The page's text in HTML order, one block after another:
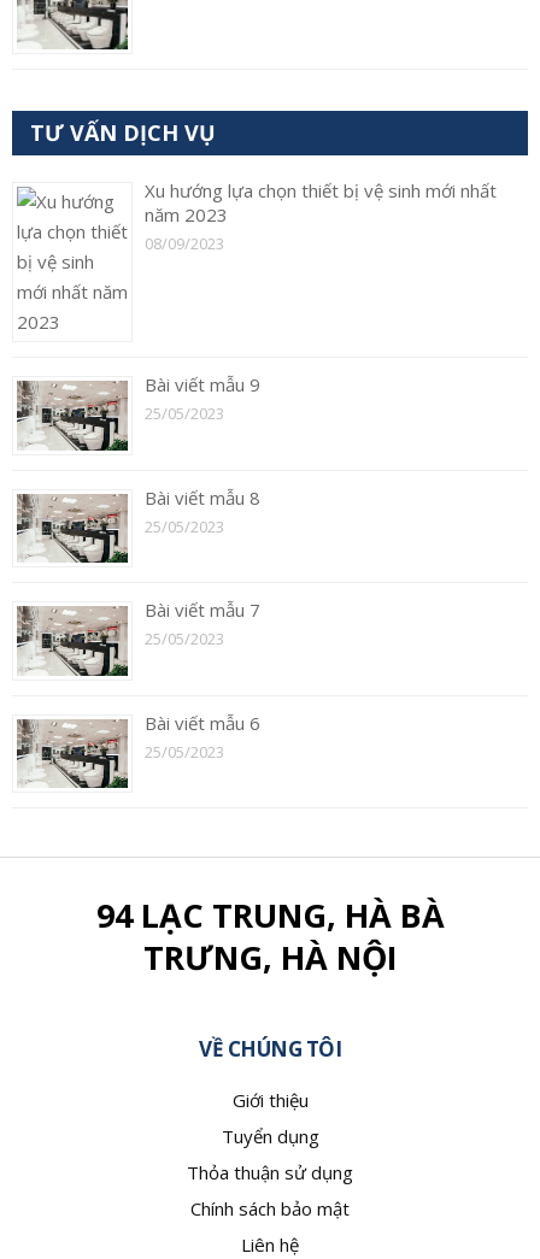
TƯ VẤN DỊCH VỤ
Xu hướng lựa chọn thiết bị vệ sinh mới nhất
năm 2023
08/09/2023
Bài viết mẫu 9
25/05/2023
Bài viết mẫu 8
25/05/2023
Bài viết mẫu 7
25/05/2023
Bài viết mẫu 6
25/05/2023
94 LẠC TRUNG, HÀ BÀ
TRƯNG, HÀ NỘI
VỀ CHÚNG TÔI
Giới thiệu
Tuyển dụng
Thỏa thuận sử dụng
Chính sách bảo mật
Liên hệ